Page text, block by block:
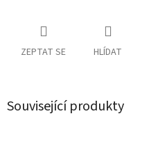
ZEPTAT SE HLÍDAT
Související produkty